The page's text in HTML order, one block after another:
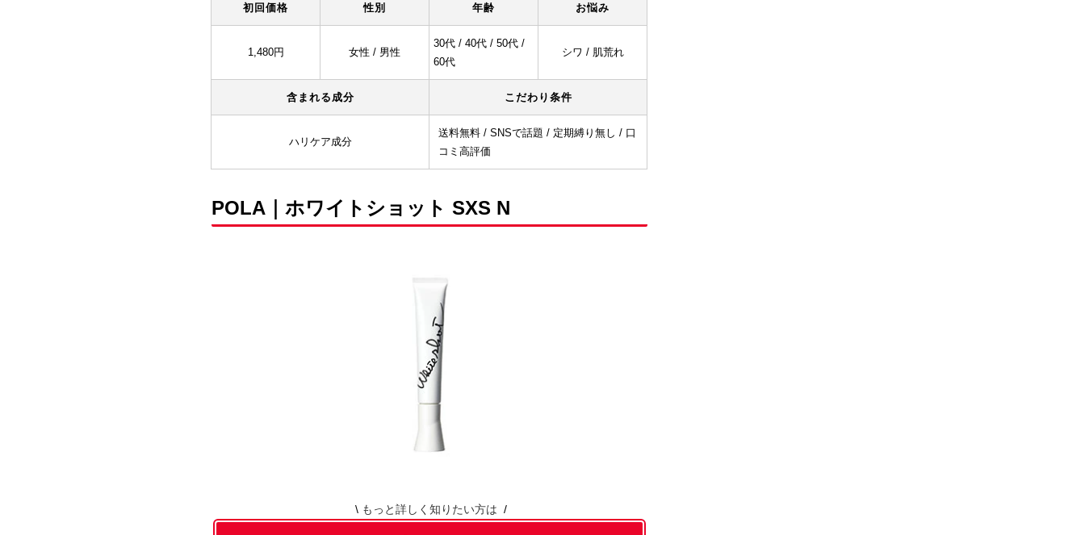
初回価格
1,480円
性別
女性 / 男性
年齢
30代 / 40代 / 50代 /
60代
お悩み
シワ / 肌荒れ
含まれる成分
ハリケア成分
こだわり条件
送料無料 / SNSで話題 / 定期縛り無し / 口
コミ高評価
POLA｜ホワイトショット SXS N
もっと詳しく知りたい方は